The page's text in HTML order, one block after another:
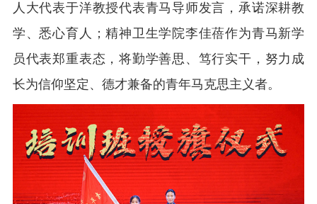
人大代表于洋教授代表青马导师发言，承诺深耕教
学、悉心育人；精神卫生学院李佳蓓作为青马新学
员代表郑重表态，将勤学善思、笃行实干，努力成
长为信仰坚定、德才兼备的青年马克思主义者。